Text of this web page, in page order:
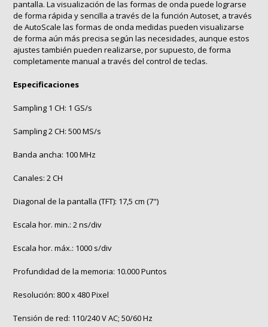
pantalla. La visualización de las formas de onda puede lograrse
de forma rápida y sencilla a través de la función Autoset, a través
de AutoScale las formas de onda medidas pueden visualizarse
de forma aún más precisa según las necesidades, aunque estos
ajustes también pueden realizarse, por supuesto, de forma
completamente manual a través del control de teclas.
Especificaciones
Sampling 1 CH: 1 GS/s
Sampling 2 CH: 500 MS/s
Banda ancha: 100 MHz
Canales: 2 CH
Diagonal de la pantalla (TFT): 17,5 cm (7")
Escala hor. min.: 2 ns/div
Escala hor. máx.: 1000 s/div
Profundidad de la memoria: 10.000 Puntos
Resolución: 800 x 480 Pixel
Tensión de red: 110/240 V AC; 50/60 Hz